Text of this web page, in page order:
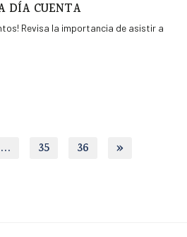
DÍA CUENTA
Revisa la importancia de asistir a
… 35 36 »